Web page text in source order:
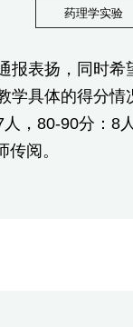
药理学实验
表扬，同时希
具体的得分情
，80-90分：8
阅。